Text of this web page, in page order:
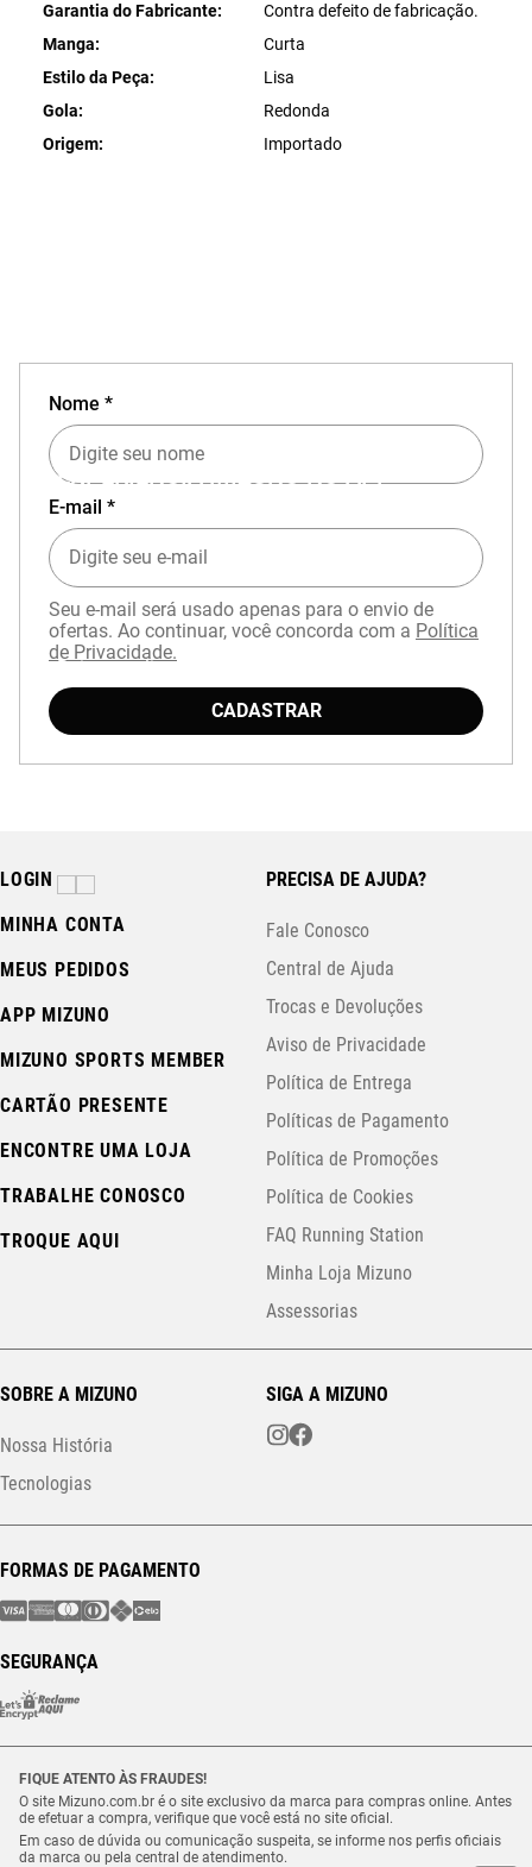
Garantia do Fabricante
Contra defeito de fabricação.
Manga
Curta
Estilo da Peça
Lisa
Gola
Redonda
Origem
Importado
EXPERIÊNCIA MIZUNO NO APP
Baixe o aplicativo Mizuno e garanta
com cupom
APP15.
Nome *
E-mail *
Seu e-mail será usado apenas para o envio de
ofertas. Ao continuar, você concorda com a Política
de Privacidade.
CADASTRAR
LOGIN
MINHA CONTA
MEUS PEDIDOS
APP MIZUNO
MIZUNO SPORTS MEMBER
CARTÃO PRESENTE
ENCONTRE UMA LOJA
TRABALHE CONOSCO
TROQUE AQUI
PRECISA DE AJUDA?
Fale Conosco
Central de Ajuda
Trocas e Devoluções
Aviso de Privacidade
Política de Entrega
Políticas de Pagamento
Política de Promoções
Política de Cookies
FAQ Running Station
Minha Loja Mizuno
Assessorias
SOBRE A MIZUNO
Nossa História
Tecnologias
SIGA A MIZUNO
FORMAS DE PAGAMENTO
SEGURANÇA
FIQUE ATENTO ÀS FRAUDES!
O site Mizuno.com.br é o site exclusivo da marca para compras online. Antes
de efetuar a compra, verifique que você está no site oficial.
Em caso de dúvida ou comunicação suspeita, se informe nos perfis oficiais
da marca ou pela central de atendimento.